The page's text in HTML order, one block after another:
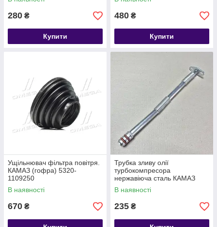
280 ₴
Купити
480 ₴
Купити
Ущільнювач фільтра повітря.
КАМАЗ (гофра) 5320-
1109250
В наявності
670 ₴
Трубка зливу олії
турбокомпресора
нержавіюча сталь КАМАЗ
В наявності
235 ₴